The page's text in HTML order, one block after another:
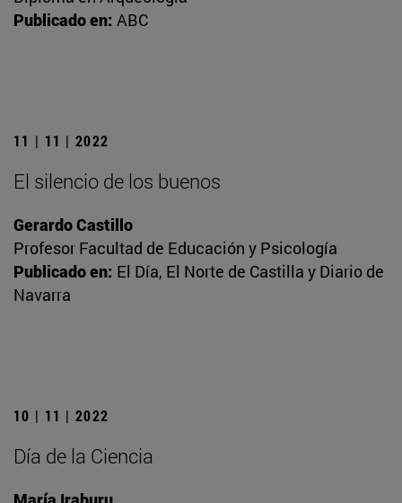
Publicado en: ABC
11 | 11 | 2022
El silencio de los buenos
Gerardo Castillo
Profesor Facultad de Educación y Psicología
Publicado en: El Día, El Norte de Castilla y Diario de
Navarra
10 | 11 | 2022
Día de la Ciencia